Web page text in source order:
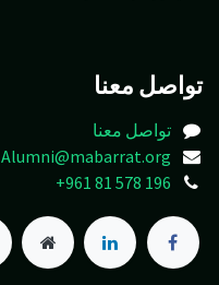
تواصل معنا
تواصل معنا
Alumni@mabarrat.org
+961 81 578 196